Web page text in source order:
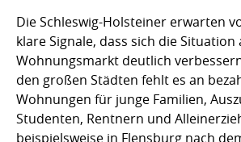
Die Schleswig-Holsteiner erwarten
klare Signale, dass sich die Situation
Wohnungsmarkt deutlich
den großen Städten fehlt es an
Wohnungen für junge Familien,
Studenten, Rentnern und
beispielsweise in Flensburg nach